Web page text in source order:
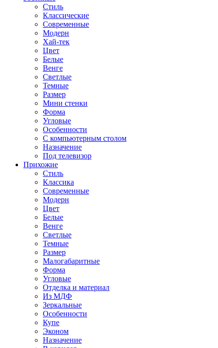
Стиль
Классические
Современные
Модерн
Хай-тек
Цвет
Белые
Венге
Светлые
Темные
Размер
Мини стенки
Форма
Угловые
Особенности
С компьютерным столом
Назначение
Под телевизор
Прихожие
Стиль
Классика
Современные
Модерн
Цвет
Белые
Венге
Светлые
Темные
Размер
Малогабаритные
Форма
Угловые
Отделка и материал
Из МДФ
Зеркальные
Особенности
Купе
Эконом
Назначение